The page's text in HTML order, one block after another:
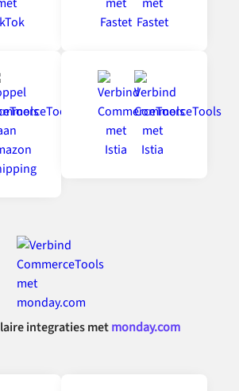
integraties metmonday.com